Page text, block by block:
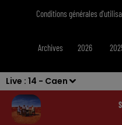
Live : 14 - Caen
Conditions générales
Archives 2026